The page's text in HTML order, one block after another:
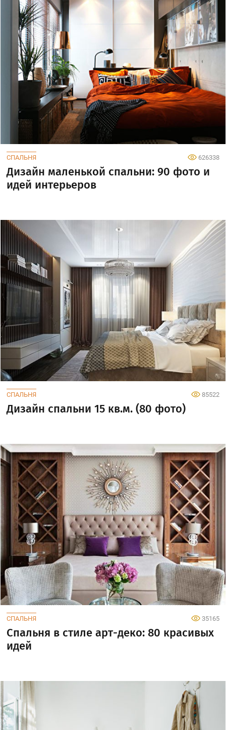
СПАЛЬНЯ 626338
Дизайн маленькой спальни: 90 фото и
идей интерьеров
СПАЛЬНЯ 85522
Дизайн спальни 15 кв.м. (80 фото)
СПАЛЬНЯ 35165
Спальня в стиле арт-деко: 80 красивых
идей